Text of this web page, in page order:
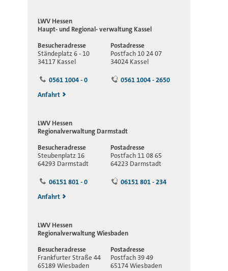
LWV Hessen
Haupt- und Regional-verwaltung Kassel
Besucheradresse
Ständeplatz 6 - 10
34117 Kassel
Postadresse
Postfach 10 24 07
34024 Kassel
0561 1004 - 0
0561 1004 - 2650
Anfahrt
LWV Hessen
Regionalverwaltung Darmstadt
Besucheradresse
Steubenplatz 16
64293 Darmstadt
Postadresse
Postfach 11 08 65
64223 Darmstadt
06151 801 - 0
06151 801 - 234
Anfahrt
LWV Hessen
RegionalverwaltungWiesbaden
Besucheradresse
Frankfurter Straße 44
65189 Wiesbaden
Postadresse
Postfach 39 49
65174 Wiesbaden